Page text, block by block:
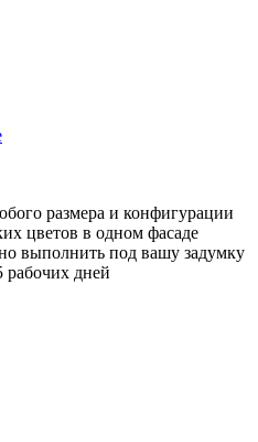
размера и конфигурации
цветов в одном фасаде
выполнить под вашу задумку
рабочих дней